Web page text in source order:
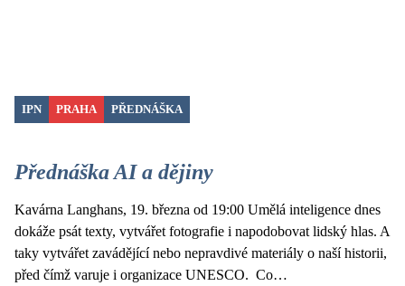
IPN PRAHA PŘEDNÁŠKA
Přednáška AI a dějiny
Kavárna Langhans, 19. března od 19:00 Umělá inteligence dnes
dokáže psát texty, vytvářet fotografie i napodobovat lidský hlas. A
taky vytvářet zavádějící nebo nepravdivé materiály o naší historii,
před čímž varuje i organizace UNESCO. Co…